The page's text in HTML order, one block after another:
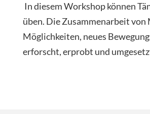
In diesem Workshop können
üben. Die Zusammenarbeit
Möglichkeiten, neues
erforscht, erprobt und